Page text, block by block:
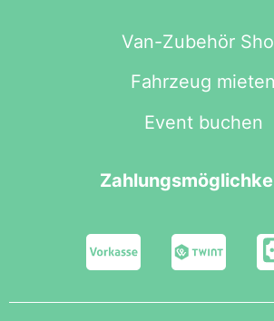
Van-Zubehör
Fahrzeug mieten
Event buchen